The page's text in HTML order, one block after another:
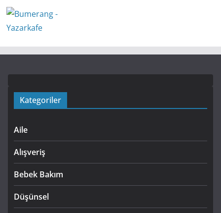
Kategoriler
Aile
Alışveriş
Bebek Bakım
Düşünsel